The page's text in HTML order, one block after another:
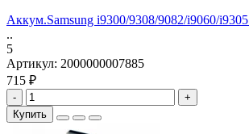
Аккум.Samsung i9300/9308/9082/i9060/i9305
..
5
Артикул: 2000000007885
715 ₽
-
+
Купить